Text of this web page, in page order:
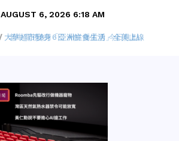
AUGUST 6, 2026 6:18 AM
大華超市變身「亞洲鮮食生活」全美上線